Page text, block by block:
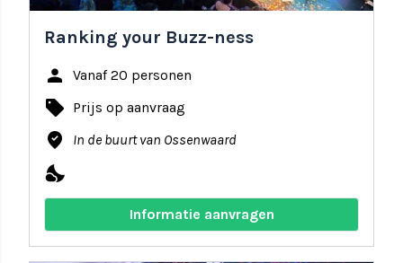
Ranking your Buzz-ness
person Vanaf 20 personen
local_offer Prijs op aanvraag
where_to_vote In de buurt van Ossenwaard
nights_stay
Informatie aanvragen